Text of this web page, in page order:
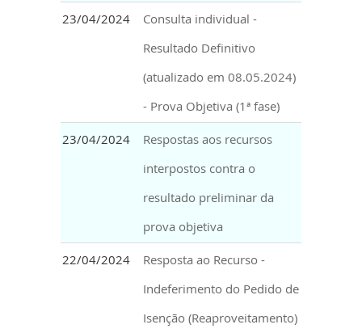
23/04/2024
Consulta individual -
Resultado Definitivo
(atualizado em 08.05.2024)
- Prova Objetiva (1ª fase)
23/04/2024
Respostas aos recursos
interpostos contra o
resultado preliminar da
prova objetiva
22/04/2024
Resposta ao Recurso -
Indeferimento do Pedido de
Isenção (Reaproveitamento)